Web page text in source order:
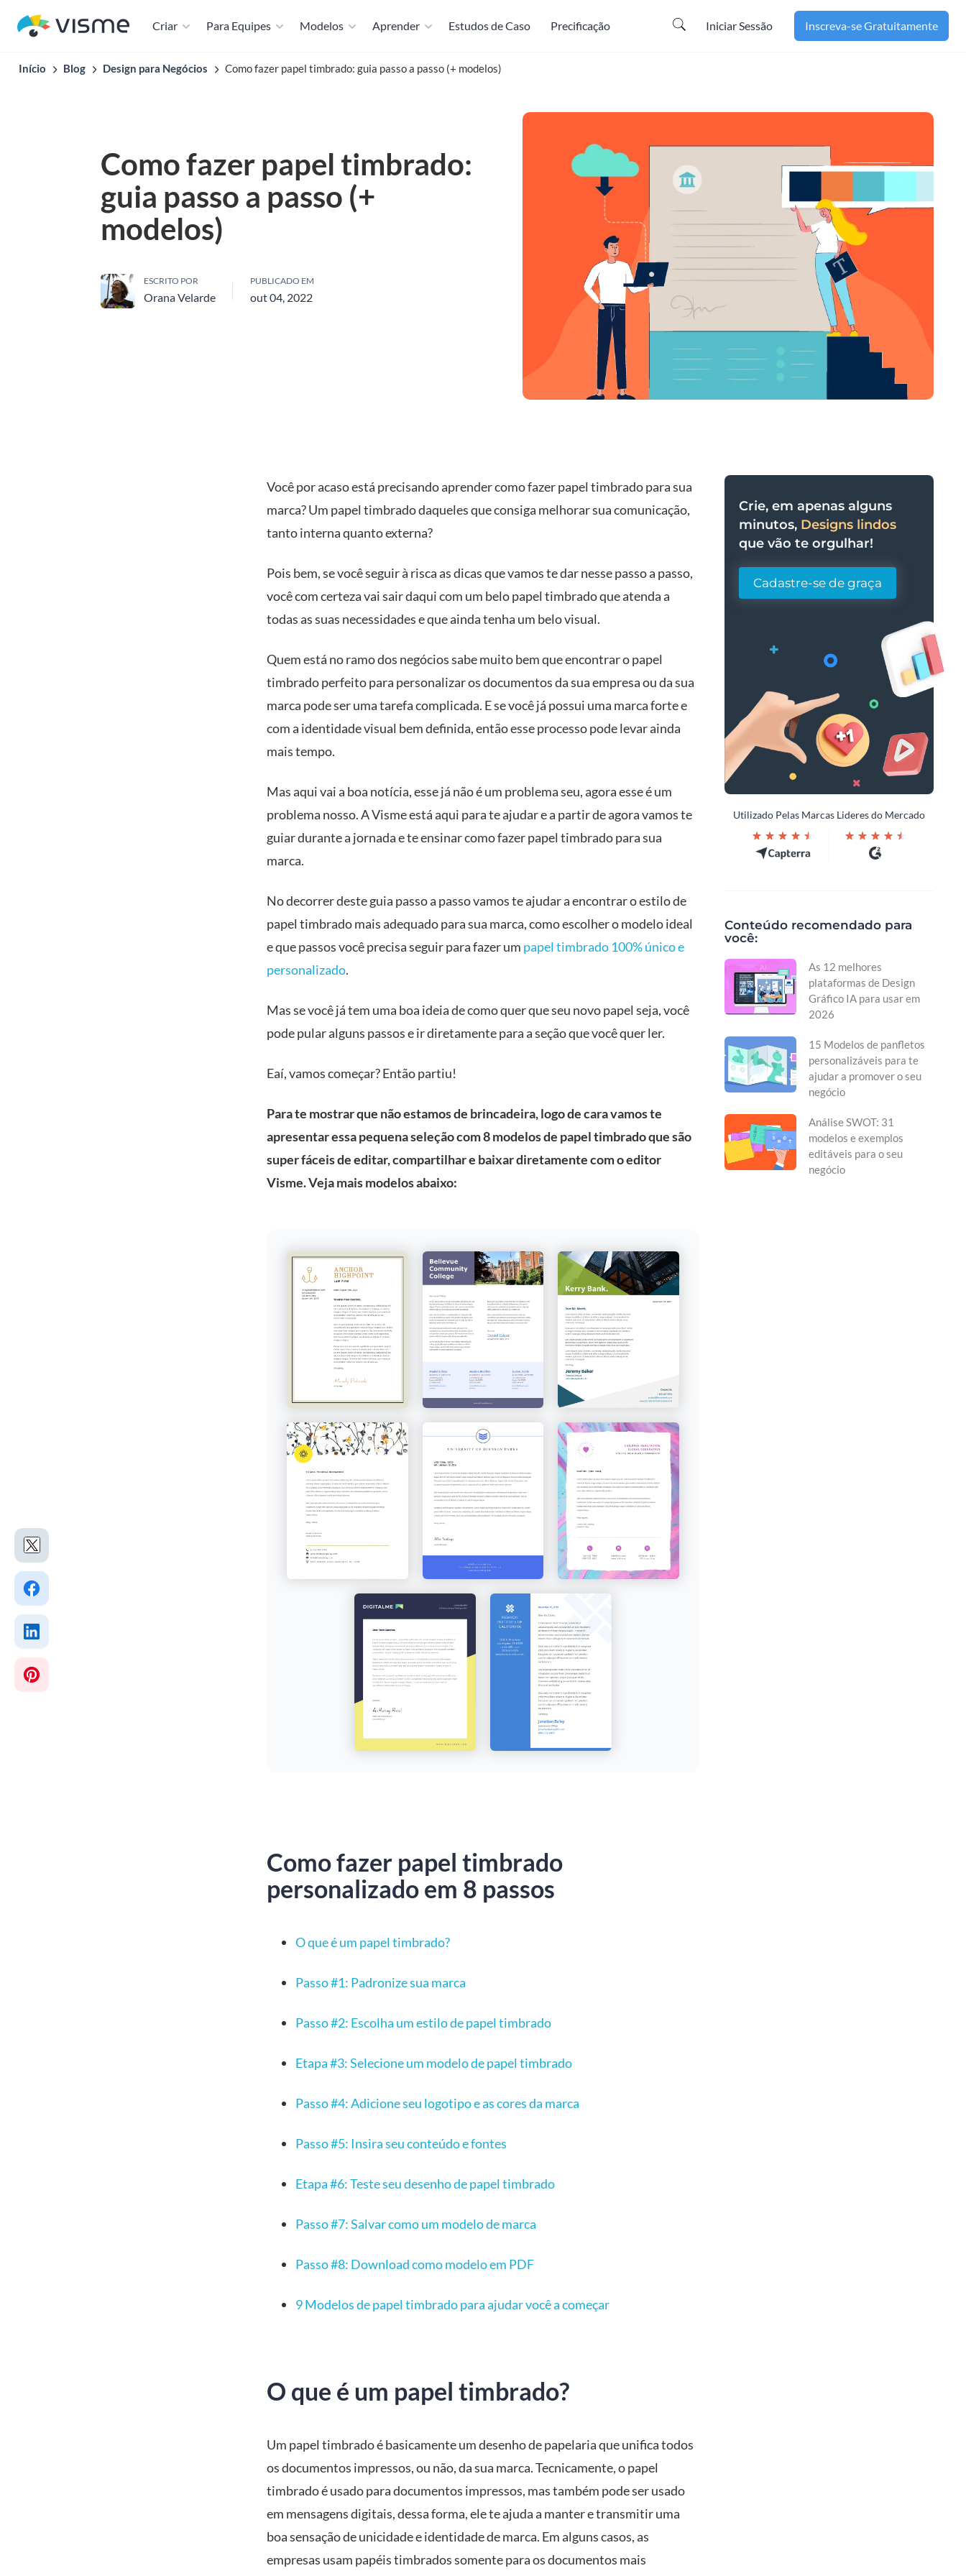
Criar Para Equipes Modelos Aprender Estudos de Caso Precificação Iniciar Sessão Inscreva-se Gratuitamente
Início Blog Design para Negócios Como fazer papel timbrado: guia passo a passo (+ modelos)
Como fazer papel timbrado:
guia passo a passo (+
modelos)
ESCRITO POR
Orana Velarde
PUBLICADO EM
out 04, 2022
Você por acaso está precisando aprender como fazer papel timbrado para sua
marca? Um papel timbrado daqueles que consiga melhorar sua comunicação,
tanto interna quanto externa?
Pois bem, se você seguir à risca as dicas que vamos te dar nesse passo a passo,
você com certeza vai sair daqui com um belo papel timbrado que atenda a
todas as suas necessidades e que ainda tenha um belo visual.
Quem está no ramo dos negócios sabe muito bem que encontrar o papel
timbrado perfeito para personalizar os documentos da sua empresa ou da sua
marca pode ser uma tarefa complicada. E se você já possui uma marca forte e
com a identidade visual bem definida, então esse processo pode levar ainda
mais tempo.
Mas aqui vai a boa notícia, esse já não é um problema seu, agora esse é um
problema nosso. A Visme está aqui para te ajudar e a partir de agora vamos te
guiar durante a jornada e te ensinar como fazer papel timbrado para sua
marca.
No decorrer deste guia passo a passo vamos te ajudar a encontrar o estilo de
papel timbrado mais adequado para sua marca, como escolher o modelo ideal
e que passos você precisa seguir para fazer um papel timbrado 100% único e
personalizado.
Mas se você já tem uma boa ideia de como quer que seu novo papel seja, você
pode pular alguns passos e ir diretamente para a seção que você quer ler.
Eaí, vamos começar? Então partiu!
Para te mostrar que não estamos de brincadeira, logo de cara vamos te
apresentar essa pequena seleção com 8 modelos de papel timbrado que são
super fáceis de editar, compartilhar e baixar diretamente com oeditor
Visme. Veja mais modelos abaixo:
Como fazer papel timbrado
personalizado em 8 passos
O que é um papel timbrado?
Passo #1: Padronize sua marca
Passo #2: Escolha um estilo de papel timbrado
Etapa #3: Selecione um modelo de papel timbrado
Passo #4: Adicione seu logotipo e as cores da marca
Passo #5: Insira seu conteúdo e fontes
Etapa #6: Teste seu desenho de papel timbrado
Passo #7: Salvar como um modelo de marca
Passo #8: Download como modelo em PDF
9 Modelos de papel timbrado para ajudar você a começar
O que é um papel timbrado?
Um papel timbrado é basicamente um desenho de papelaria que unifica todos
os documentos impressos, ou não, da sua marca. Tecnicamente, o papel
timbrado é usado para documentos impressos, mas também pode ser usado
em mensagens digitais, dessa forma, ele te ajuda a manter e transmitir uma
boa sensação de unicidade e identidade de marca. Em alguns casos, as
empresas usam papéis timbrados somente para os documentos mais
Crie, em apenas alguns
minutos, Designs lindos
que vão te orgulhar!
Cadastre-se de graça
Utilizado Pelas Marcas Lideres do Mercado
Conteúdo recomendado para
você:
As 12 melhores
plataformas de Design
Gráfico IA para usar em
2026
15 Modelos de panfletos
personalizáveis para te
ajudar a promover o seu
negócio
Análise SWOT: 31
modelos e exemplos
editáveis para o seu
negócio